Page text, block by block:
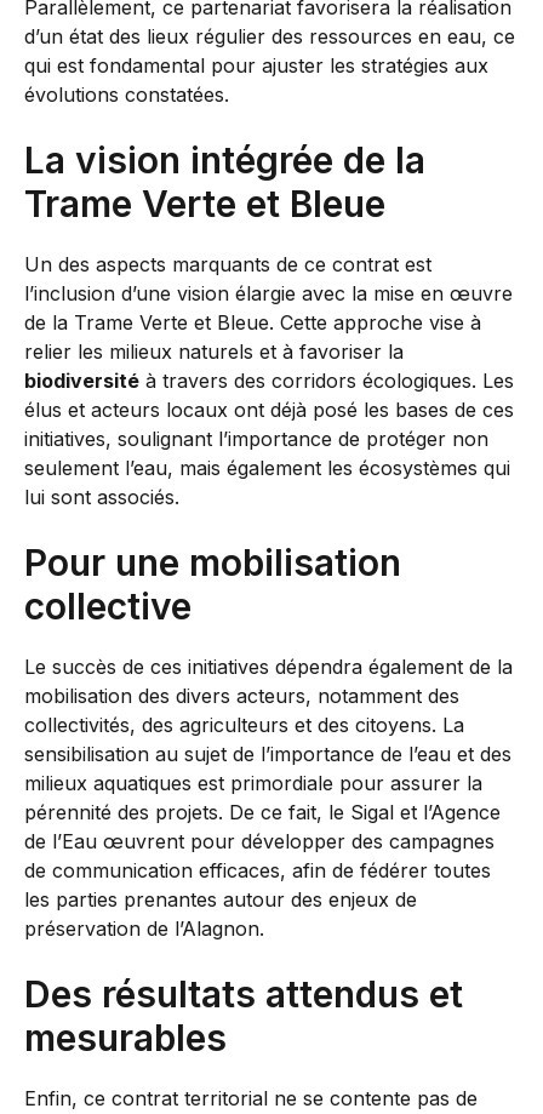
Parallèlement, ce partenariat favorisera la réalisation
d’un état des lieux régulier des ressources en eau, ce
qui est fondamental pour ajuster les stratégies aux
évolutions constatées.
La vision intégrée de la
Trame Verte et Bleue
Un des aspects marquants de ce contrat est
l’inclusion d’une vision élargie avec la mise en œuvre
de la Trame Verte et Bleue. Cette approche vise à
relier les milieux naturels et à favoriser la
biodiversité à travers des corridors écologiques. Les
élus et acteurs locaux ont déjà posé les bases de ces
initiatives, soulignant l’importance de protéger non
seulement l’eau, mais également les écosystèmes qui
lui sont associés.
Pour une mobilisation
collective
Le succès de ces initiatives dépendra également de la
mobilisation des divers acteurs, notamment des
collectivités, des agriculteurs et des citoyens. La
sensibilisation au sujet de l’importance de l’eau et des
milieux aquatiques est primordiale pour assurer la
pérennité des projets. De ce fait, le Sigal et l’Agence
de l’Eau œuvrent pour développer des campagnes
de communication efficaces, afin de fédérer toutes
les parties prenantes autour des enjeux de
préservation de l’Alagnon.
Des résultats attendus et
mesurables
Enfin, ce contrat territorial ne se contente pas de